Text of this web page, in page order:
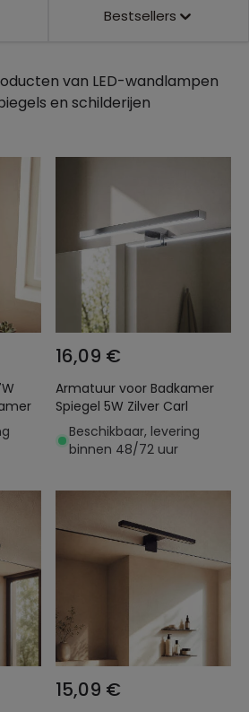
Bestsellers
van LED-wandlampen
en schilderijen
16,09 €
Armatuur voor Badkamer
Spiegel 5W Zilver Carl
Beschikbaar, levering
binnen 48/72 uur
15,09 €